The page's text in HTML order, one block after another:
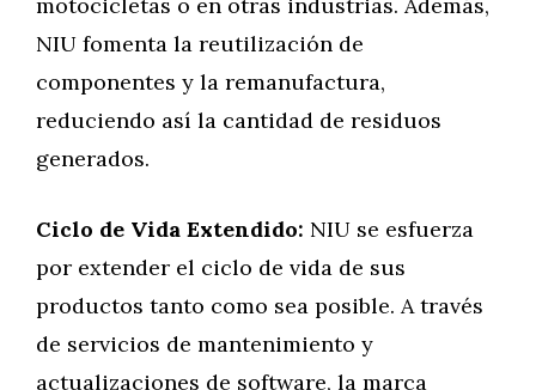
NIU fomenta la reutilización de
componentes y la remanufactura,
reduciendo así la cantidad de residuos
generados.
Ciclo de Vida Extendido: NIU se esfuerza
por extender el ciclo de vida de sus
productos tanto como sea posible. A través
de servicios de mantenimiento y
actualizaciones de software, la marca